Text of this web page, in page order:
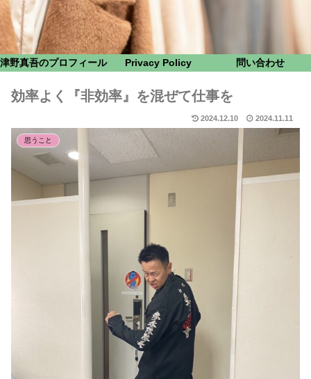
津野真吾のプロフィール Privacy Policy 問い合わせ
効率よく『非効率』を混ぜて仕事を
2024.12.10 2024.11.11
思うこと